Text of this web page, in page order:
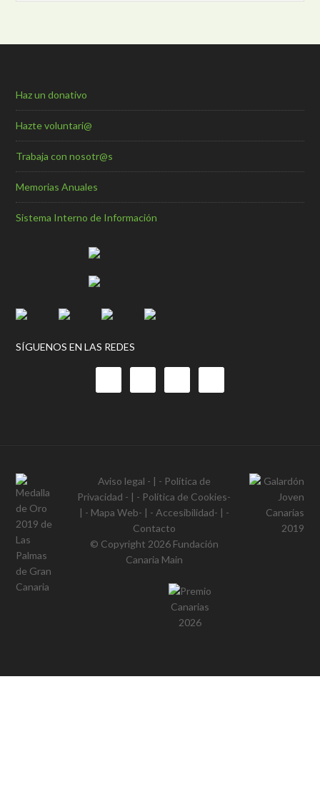
Haz un donativo
Hazte voluntari@
Trabaja con nosotr@s
Memorias Anuales
Sistema Interno de Información
SÍGUENOS EN LAS REDES
Aviso legal - | - Política de
Privacidad - | - Política de Cookies-
| - Mapa Web- | - Accesibilidad- | -
Contacto
© Copyright 2026 Fundación
Canaria Main